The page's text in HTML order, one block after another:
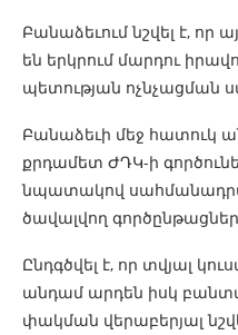
Բանաձեւում նշվել է, որ
են երկրում մարդու
պետության ոչնչացման
Բանաձեւի մեջ հատուկ
քրդամետ ԺԴԿ-ի
նպատակով
ծավալվող
Ընդգծվել է, որ տվյալ
անդամ արդեն իսկ
փակման վերաբերյալ